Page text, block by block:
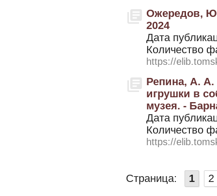
Ожередов,
2024
Дата
Количество
https://
Репина, А. А.
игрушки в
музея. -
Дата
Количество
https://
Страница: 1 2